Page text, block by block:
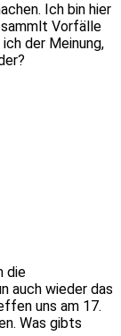
Ich bin hier
sammlt Vorfälle
der Meinung,
die
auch wieder das
uns am 17.
Was gibts